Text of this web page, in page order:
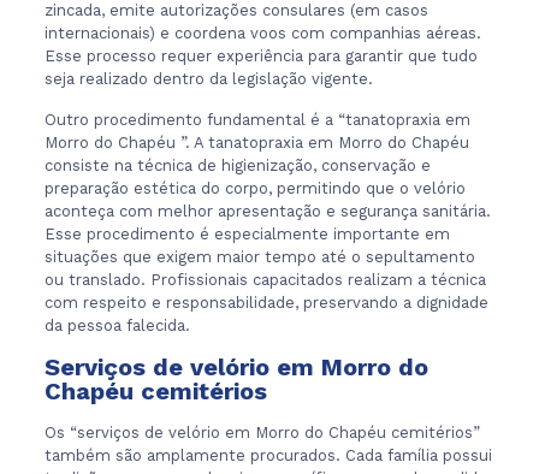
zincada, emite autorizações consulares (em casos
internacionais) e coordena voos com companhias aéreas.
Esse processo requer experiência para garantir que tudo
seja realizado dentro da legislação vigente.
Outro procedimento fundamental é a “tanatopraxia em
Morro do Chapéu ”. A tanatopraxia em Morro do Chapéu
consiste na técnica de higienização, conservação e
preparação estética do corpo, permitindo que o velório
aconteça com melhor apresentação e segurança sanitária.
Esse procedimento é especialmente importante em
situações que exigem maior tempo até o sepultamento
ou translado. Profissionais capacitados realizam a técnica
com respeito e responsabilidade, preservando a dignidade
da pessoa falecida.
Serviços de velório em Morro do
Chapéu cemitérios
Os “serviços de velório em Morro do Chapéu cemitérios”
também são amplamente procurados. Cada família possui